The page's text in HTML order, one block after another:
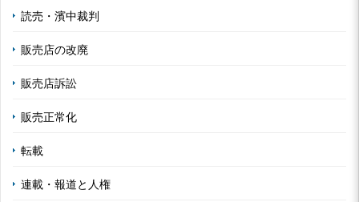
読売・濱中裁判
販売店の改廃
販売店訴訟
販売正常化
転載
連載・報道と人権